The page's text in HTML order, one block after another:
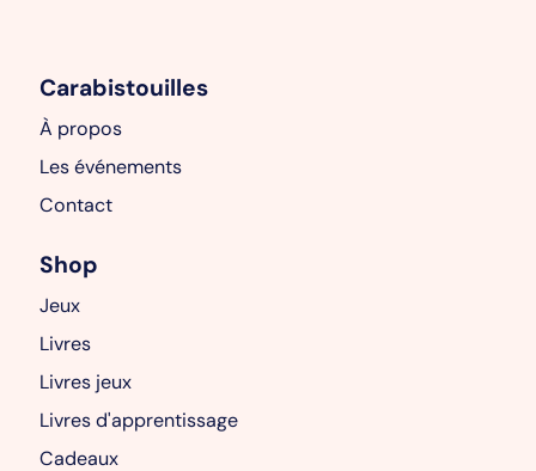
Carabistouilles
À propos
Les événements
Contact
Shop
Jeux
Livres
Livres jeux
Livres d'apprentissage
Cadeaux